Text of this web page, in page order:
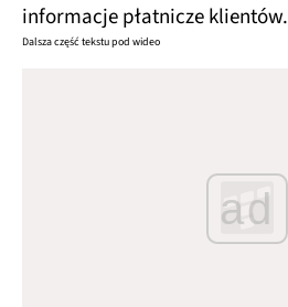
informacje płatnicze klientów.
Dalsza część tekstu pod wideo
ad